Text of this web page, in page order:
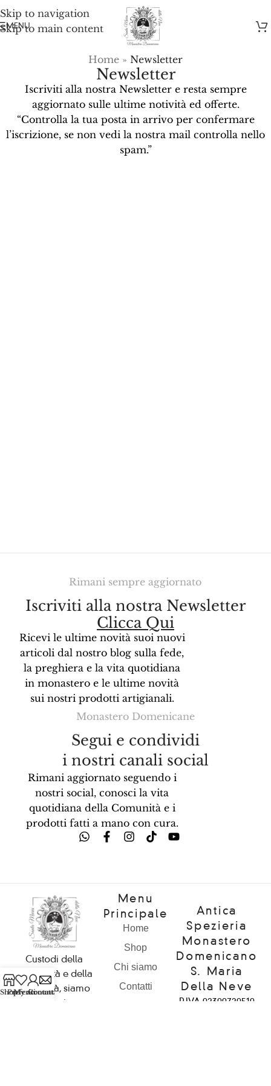
Skip to navigation
Skip to main content
MENU
Home » Newsletter
Newsletter
Iscriviti alla nostra Newsletter e resta sempre
aggiornato sulle ultime notività ed offerte.
“Controlla la tua posta in arrivo per confermare
l’iscrizione, se non vedi la nostra mail controlla nello
spam.”
Rimani sempre aggiornato
Iscriviti alla nostra Newsletter
Clicca Qui
Ricevi le ultime novità suoi nuovi
articoli dal nostro blog sulla fede,
la preghiera e la vita quotidiana
in monastero e le ultime novità
sui nostri prodotti artigianali.
Monastero Domenicane
Segui e condividi
i nostri canali social
Rimani aggiornato seguendo i
nostri social, conosci la vita
quotidiana della Comunità e i
prodotti fatti a mano con cura.
Custodi della
spiritualità e della
comunità, siamo
qui per ispirare e
Menu
Principale
Home
Shop
Chi siamo
Contatti
Antica
Spezieria
Monastero
Domenicano
S. Maria
Della Neve
P.IVA 02309720510
Shop
Preferiti
My account
Contattaci